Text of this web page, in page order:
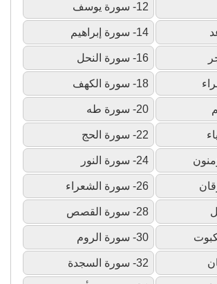
12- سورة يوسف
14- سورة إبراهيم
16- سورة النحل
18- سورة الكهف
20- سورة طه
22- سورة الحج
24- سورة النور
26- سورة الشعراء
28- سورة القصص
30- سورة الروم
32- سورة السجدة